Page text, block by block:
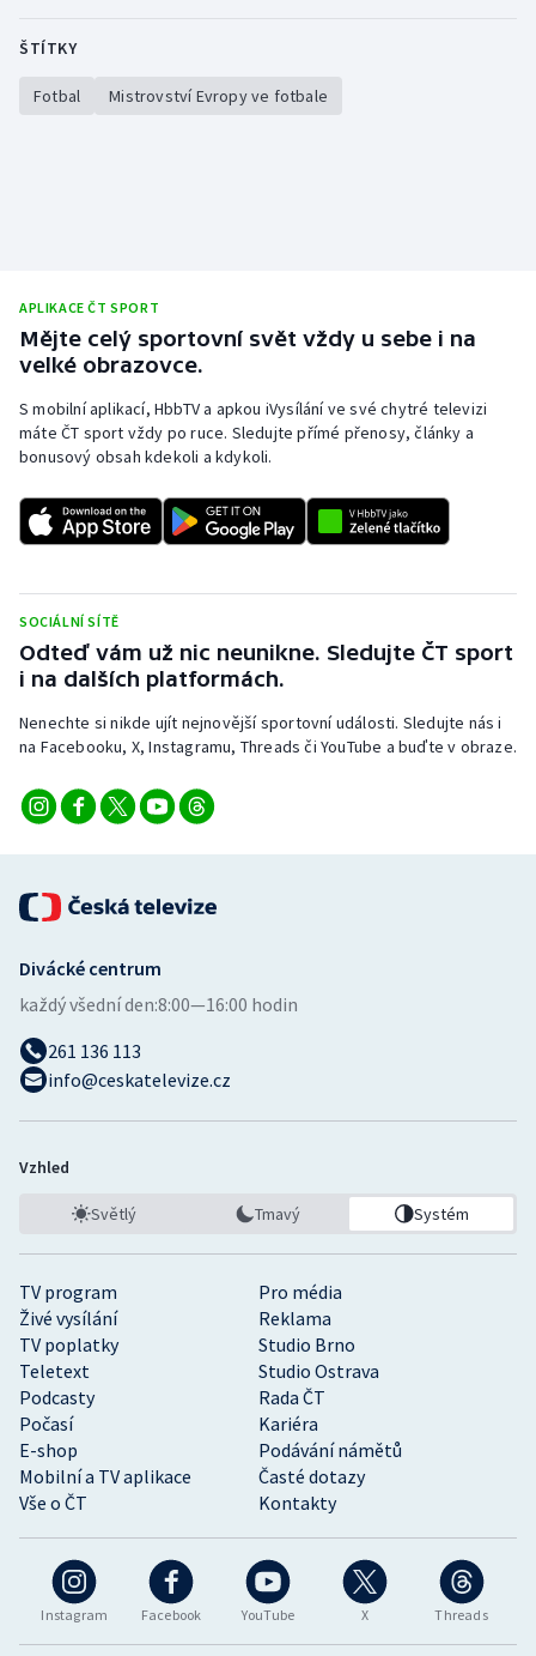
ŠTÍTKY
Fotbal Mistrovství Evropy ve fotbale
APLIKACE ČT SPORT
Mějte celý sportovní svět vždy u sebe i na
velké obrazovce.
S mobilní aplikací, HbbTV a apkou iVysílání ve své chytré televizi
máte ČT sport vždy po ruce. Sledujte přímé přenosy, články a
bonusový obsah kdekoli a kdykoli.
SOCIÁLNÍ SÍTĚ
Odteď vám už nic neunikne. Sledujte ČT sport
i na dalších platformách.
Nenechte si nikde ujít nejnovější sportovní události. Sledujte nás i
na Facebooku, X, Instagramu, Threads či YouTube a buďte v obraze.
Instagram Facebook YouTube X Threads
TV program
Pro média
Živé vysílání
Reklama
TV poplatky
Studio Brno
Teletext
Studio Ostrava
Podcasty
Rada ČT
Počasí
Kariéra
E-shop
Podávání námětů
Mobilní a TV aplikace
Časté dotazy
Vše o ČT
Kontakty
Divácké centrum
každý všední den:8:00—16:00 hodin
261 136 113
info@ceskatelevize.cz
Vzhled
Světlý Tmavý Systém